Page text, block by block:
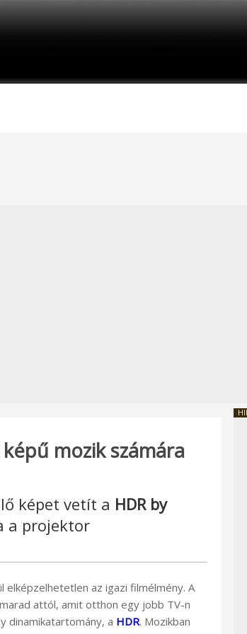
mozik számára
képet vetít a HDR by
a projektor
elképzelhetetlen az igazi filmélmény. A
attól, amit otthon egy jobb TV-n
dinamikatartomány, a HDR. Mozikban